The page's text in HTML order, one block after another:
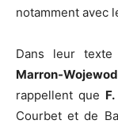
notamment avec
Dans leur texte
Marron-
rappellent que
Courbet et de